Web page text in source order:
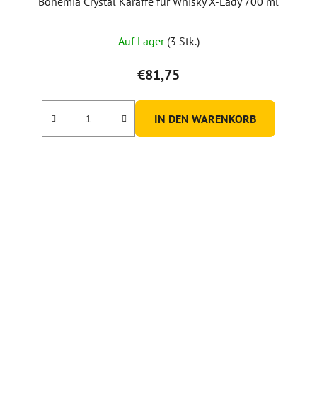
Auf Lager (3 Stk.)
€81,75
IN DEN WARENKORB